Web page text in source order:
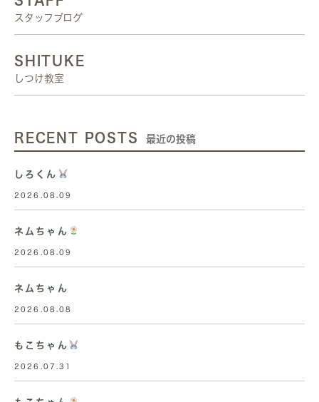
スタッフブログ
SHITUKE
しつけ教室
RECENT POSTS 最近の投稿
しろくん
2026.08.09
ネムちゃん
2026.08.09
ネムちゃん
2026.08.08
もこちゃん
2026.07.31